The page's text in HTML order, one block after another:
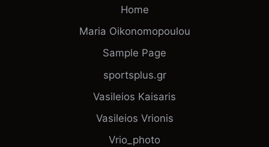
Home
Maria Oikonomopoulou
Sample Page
sportsplus.gr
Vasileios Kaisaris
Vasileios Vrionis
Vrio_photo